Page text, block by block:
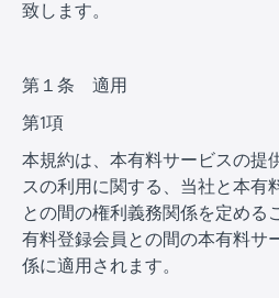
致します。
第１条 適用
第1項
本規約は、本有料サービスの提
スの利用に関する、当社と本有
との間の権利義務関係を定める
有料登録会員との間の本有料サ
係に適用されます。